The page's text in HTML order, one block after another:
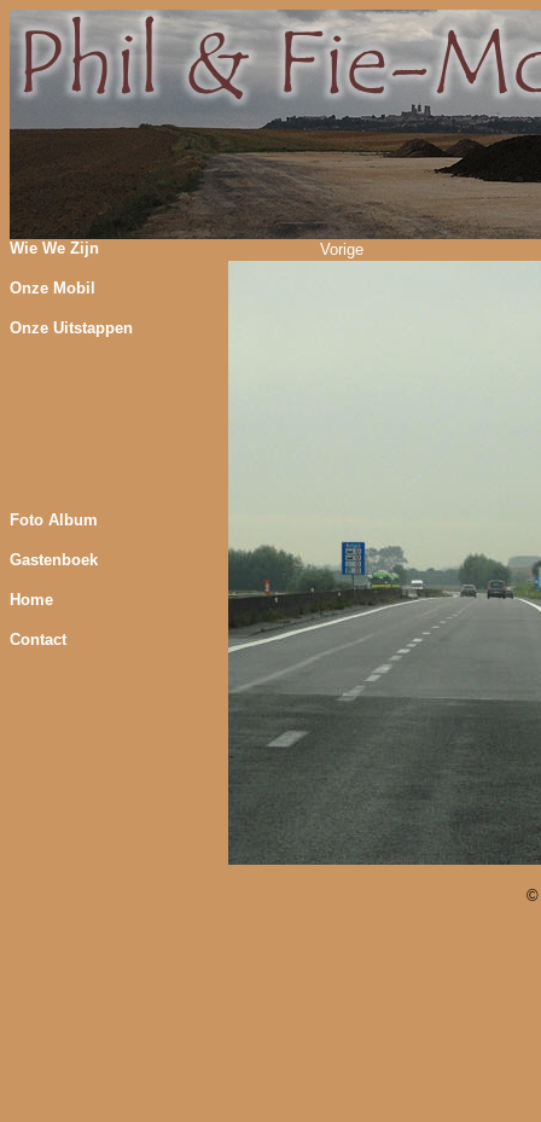
Wie We Zijn
Onze Mobil
Onze Uitstappen
Foto Album
Gastenboek
Home
Contact
Vorige
©